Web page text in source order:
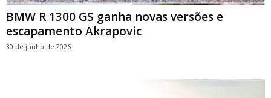
BMW R 1300 GS ganha novas versões e
escapamento Akrapovic
30 de junho de 2026